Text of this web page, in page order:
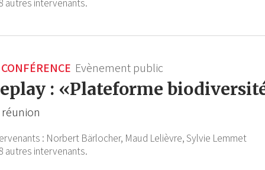
autres intervenants.
Evènement public
: «Plateforme
: Norbert Bärlocher, Maud Lelièvre,Sylvie Lemmet
autres intervenants.